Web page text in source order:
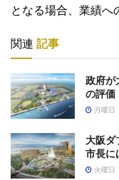
となる場合、業績へ
関連 記事
政府が
の評
月曜日
大阪ダ
市長に
火曜日